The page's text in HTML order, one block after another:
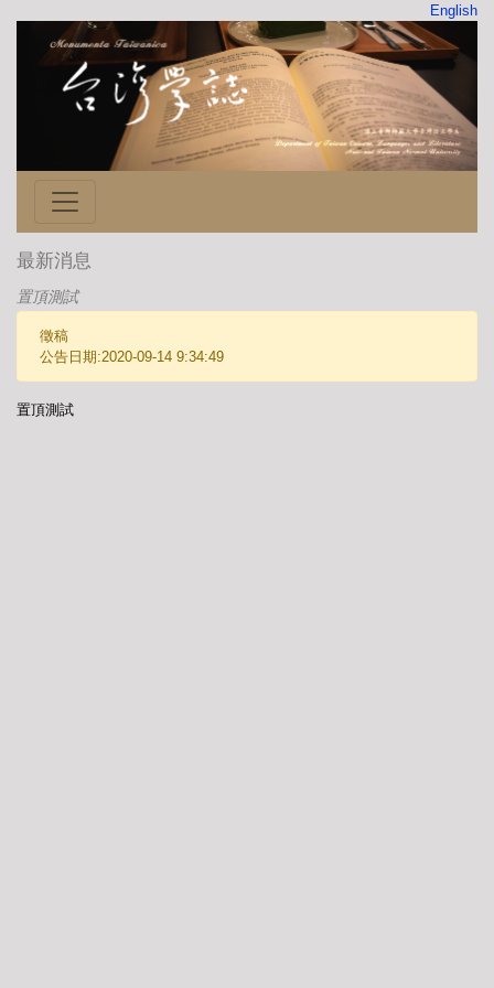
English
最新消息
置頂測試
徵稿
公告日期:2020-09-14 9:34:49
置頂測試